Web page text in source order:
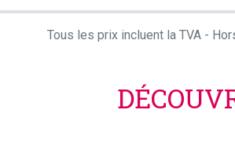
Tous les prix incluent la TVA -